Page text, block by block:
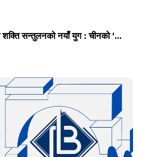
शक्ति सन्तुलनको नयाँ युग : चीनको ‘...